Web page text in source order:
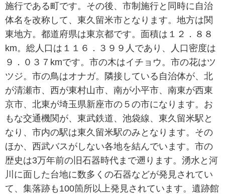
施行である町です。その後、市制施行と同時に自治
体名を改称して、東久留米市となります。地方は関
東地方。都道府県は東京都です。面積は１２．８８
km。総人口は１１６．３９９人であり、人口密度は
９．０３７kmです。市の木はイチョウ。市の花はツ
ツジ。市の鳥はオナガ。隣接している自治体が、北
が清瀬市、西が東村山市、南が小平市、南東が西東
京市、北東が埼玉県新座市の５の市になります。お
もな交通機関が、東武鉄道、池袋線、東久留米駅と
なり、市内の駅は東久留米駅のみとなります。その
ほか、西武バスがしない各地を結んでいます。市の
歴史は3万年前の旧石器時代まで遡ります。湧水と河
川に面した台地に数多くの石器などが発見されてい
て、集落跡も100箇所以上発見されています。遺跡館